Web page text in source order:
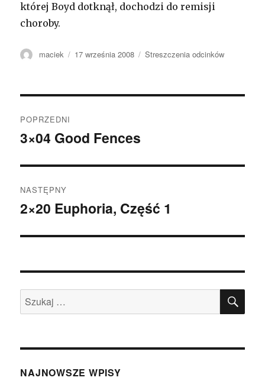
której Boyd dotknął, dochodzi do remisji
choroby.
Autor
maciek Opublikowano
17 września 2008 Kategorie
Streszczenia odcinków
wpisy
POPRZEDNI
Poprzedni
3×04 Good Fences
NASTĘPNY
Następny
2×20 Euphoria, Część 1
Szukaj:
NAJNOWSZE WPISY